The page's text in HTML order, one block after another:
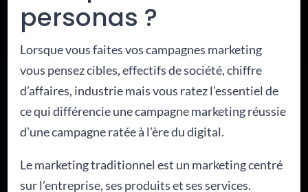
personas ?
Lorsque vous faites vos campagnes marketing
vous pensez cibles, effectifs de société, chiffre
d’affaires, industrie mais vous ratez l’essentiel de
ce qui différencie une campagne marketing réussie
d’une campagne ratée à l’ère du digital.
Le marketing traditionnel est un marketing centré
sur l’entreprise, ses produits et ses services.